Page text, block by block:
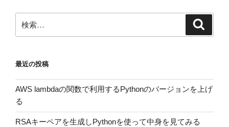
ン
索:
最近の投稿
AWS lambdaの関数で利用するPythonのバージョンを上げ
る
RSAキーペアを生成しPythonを使って中身を見てみる